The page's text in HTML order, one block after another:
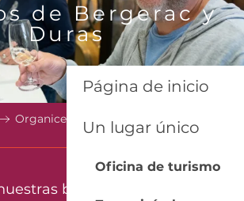
Página de inicio
Un lugar único
Oficina de turismo
de Bergerac y
Duras
Organice Fincas vinícolas
bodegas y conozca a